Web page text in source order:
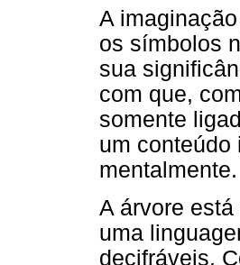
A
os símbolos
sua
com que,
somente
um conteúdo
mentalmente.
A árvore
uma
decifráveis.